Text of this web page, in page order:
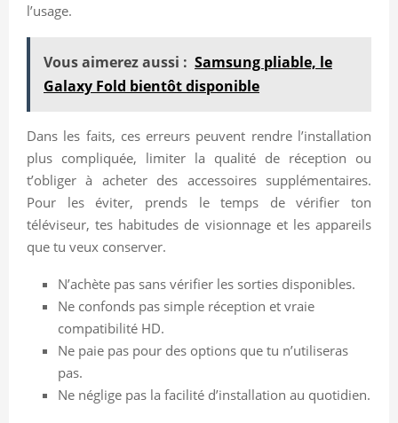
l’usage.
Vous aimerez aussi : Samsung pliable, le
Galaxy Fold bientôt disponible
Dans les faits, ces erreurs peuvent rendre l’installation
plus compliquée, limiter la qualité de réception ou
t’obliger à acheter des accessoires supplémentaires.
Pour les éviter, prends le temps de vérifier ton
téléviseur, tes habitudes de visionnage et les appareils
que tu veux conserver.
N’achète pas sans vérifier les sorties disponibles.
Ne confonds pas simple réception et vraie
compatibilité HD.
Ne paie pas pour des options que tu n’utiliseras
pas.
Ne néglige pas la facilité d’installation au quotidien.